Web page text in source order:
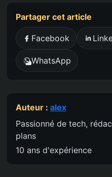
Partager cet article
Facebook
WhatsApp
Auteur : alex
Passionné de tech,
plans
10 ans d'expérience